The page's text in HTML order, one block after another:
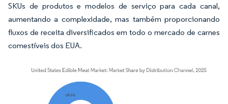
SKUs de produtos e modelos de serviço para cada canal,
aumentando a complexidade, mas também proporcionando
fluxos de receita diversificados em todo o mercado de carnes
comestíveis dos EUA.